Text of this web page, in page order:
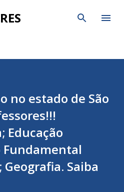
principal
no estado de São
Educação
Saiba